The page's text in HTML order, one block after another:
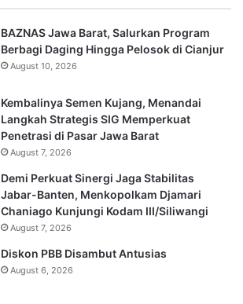
BAZNAS Jawa Barat, Salurkan Program
Berbagi Daging Hingga Pelosok di Cianjur
August 10, 2026
Kembalinya Semen Kujang, Menandai
Langkah Strategis SIG Memperkuat
Penetrasi di Pasar Jawa Barat
August 7, 2026
Demi Perkuat Sinergi Jaga Stabilitas
Jabar-Banten, Menkopolkam Djamari
Chaniago Kunjungi Kodam III/Siliwangi
August 7, 2026
Diskon PBB Disambut Antusias
August 6, 2026